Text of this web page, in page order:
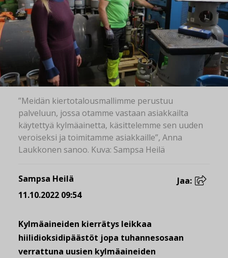
”Meidän kiertotalousmallimme perustuu
palveluun, jossa otamme vastaan asiakkailta
käytettyä kylmäainetta, käsittelemme sen uuden
veroiseksi ja toimitamme asiakkaille”, Anna
Laukkonen sanoo. Kuva: Sampsa Heilä
Sampsa Heilä
11.10.2022 09:54
Jaa:
Kylmäaineiden kierrätys leikkaa
hiilidioksidipäästöt jopa tuhannesosaan
verrattuna uusien kylmäaineiden